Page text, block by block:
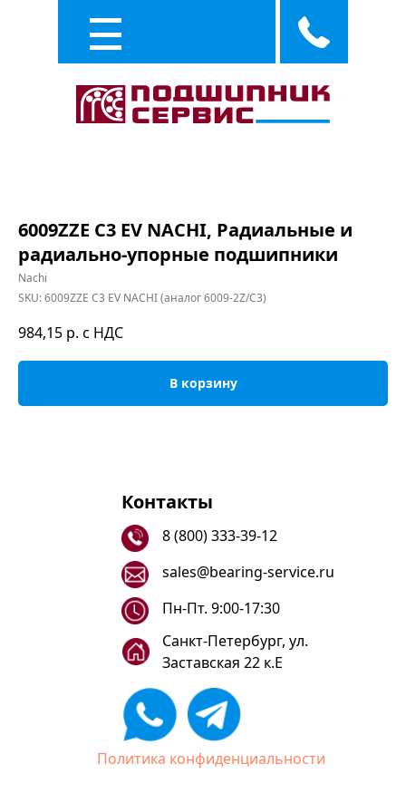
6009ZZE C3 EV NACHI, Радиальные и
радиально-упорные подшипники
Nachi
SKU:6009ZZE C3 EV NACHI (аналог 6009-2Z/C3)
984,15 р. с НДС
В корзину
Контакты
8 (800) 333-39-12
sales@bearing-service.ru
Санкт-Петербург, ул.
Заставская 22 к.Е
Пн-Пт. 9:00-17:30
Политика конфиденциальности